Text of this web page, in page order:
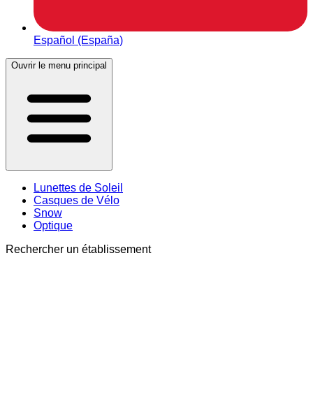
Español (España)
Ouvrir le menu principal
Lunettes de Soleil
Casques de Vélo
Snow
Optique
Rechercher un établissement